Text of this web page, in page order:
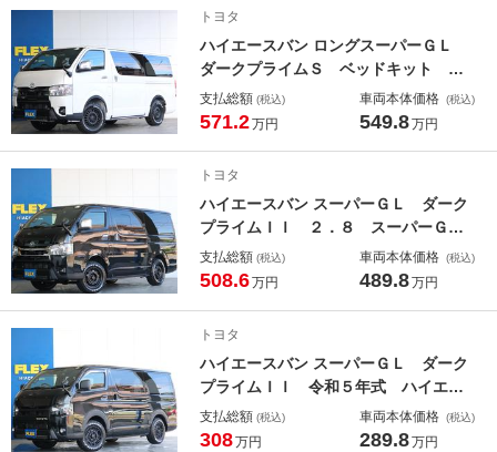
トヨタ
ハイエースバン ロングスーパーＧＬ
ダークプライムＳ ベッドキット デ
ィスプレイオーディオ ＮＣ１・１６
インチＡＷ オープンカントリー Ｔ
ックビューモニター ビルトインＥＴ
Ｃ
支払総額 (税込)
571.2万円
車両本体価格 (税込)
549.8万円
トヨタ
ハイエースバン スーパーＧＬ ダーク
プライムＩＩ ２．８ スーパーＧ
Ｌ ダークプライムＩＩ パナソニッ
ク９インチナビ ＥＴＣ２．０ ベッ
ンプ 寒冷地仕様 デジタルインナ
ー 小窓付き
支払総額 (税込)
508.6万円
車両本体価格 (税込)
489.8万円
トヨタ
ハイエースバン スーパーＧＬ ダーク
プライムＩＩ 令和５年式 ハイエー
スバン ダークプライムＩＩベッドキ
ット カロッツェリア７インチナビ
支払総額 (税込)
308万円
車両本体価格 (税込)
289.8万円